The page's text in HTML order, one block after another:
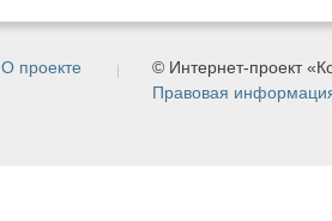
О проекте
© Интернет-проект
Правовая